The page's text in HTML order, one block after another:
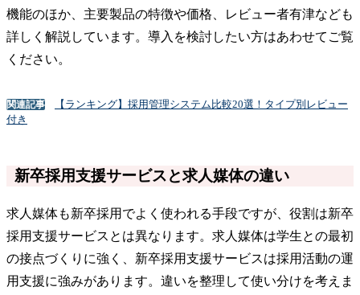
機能のほか、主要製品の特徴や価格、レビュー者有津なども
詳しく解説しています。導入を検討したい方はあわせてご覧
ください。
関連記事
【ランキング】採用管理システム比較20選！タイプ別レビュー
付き
新卒採用支援サービスと求人媒体の違い
求人媒体も新卒採用でよく使われる手段ですが、役割は新卒
採用支援サービスとは異なります。求人媒体は学生との最初
の接点づくりに強く、新卒採用支援サービスは採用活動の運
用支援に強みがあります。違いを整理して使い分けを考えま